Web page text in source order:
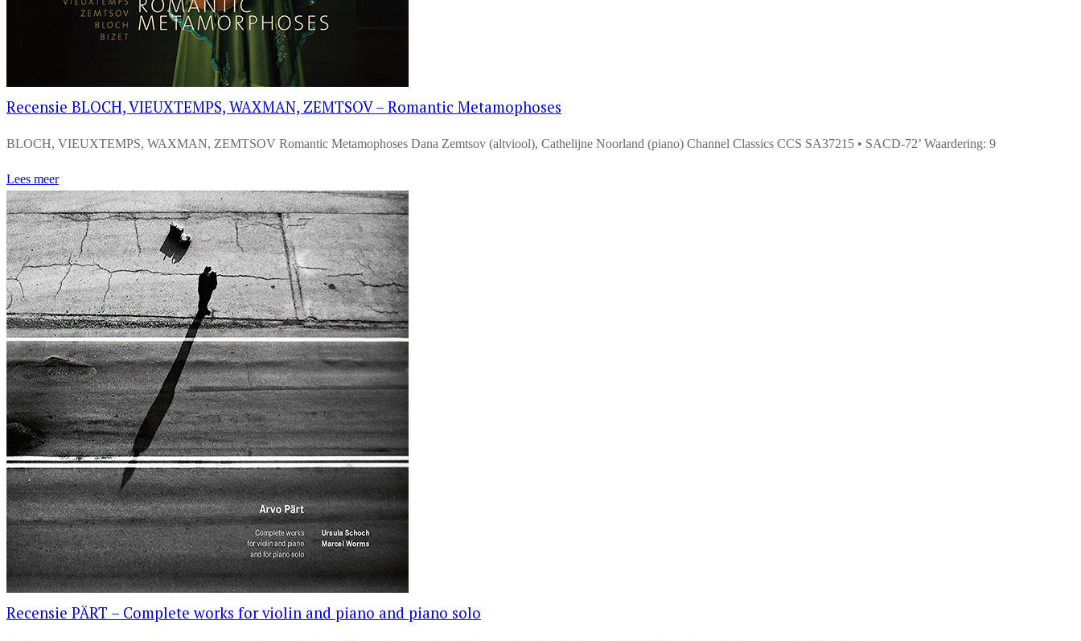
Recensie BLOCH, VIEUXTEMPS, WAXMAN, ZEMTSOV – Romantic Metamophoses
BLOCH, VIEUXTEMPS, WAXMAN, ZEMTSOV Romantic Metamophoses Dana Zemtsov (altviool), Cathelijne Noorland (piano) Channel Classics CCS SA37215 • SACD-72’ Waardering: 9
Lees meer
Recensie PÄRT – Complete works for violin and piano and piano solo